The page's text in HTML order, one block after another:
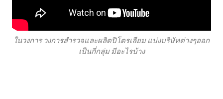
ในวงการ วงการสำรวจและผลิตปิโตรเลียม แบ่งบริษัทต่างๆออก
เป็นกี่กลุ่ม มีอะไรบ้าง